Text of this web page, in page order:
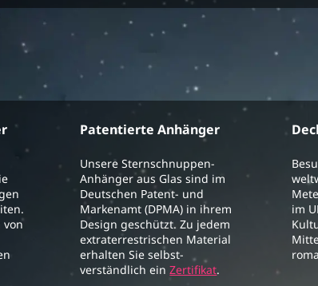
von
Patentierte Anhänger
Unsere Sternschnuppen-
Anhänger aus Glas sind im
Deutschen Patent- und
Markenamt (DPMA) in ihrem
Design geschützt. Zu jedem
extraterrestrischen Material
erhalten Sie selbst-
verständlich einZertifikat.
im